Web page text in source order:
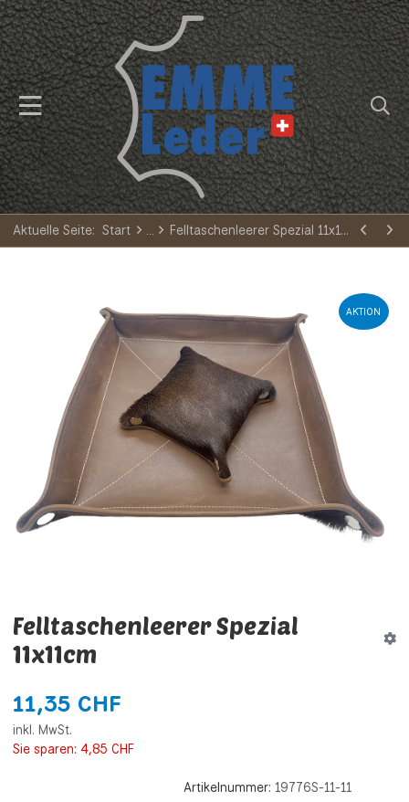
Aktuelle Seite: Start Felltaschenleerer Spezial 11x11cm
AKTION
Felltaschenleerer Spezial
11x11cm
11,35 CHF
inkl. MwSt.
Sie sparen: 4,85 CHF
Artikelnummer: 19776S-11-11